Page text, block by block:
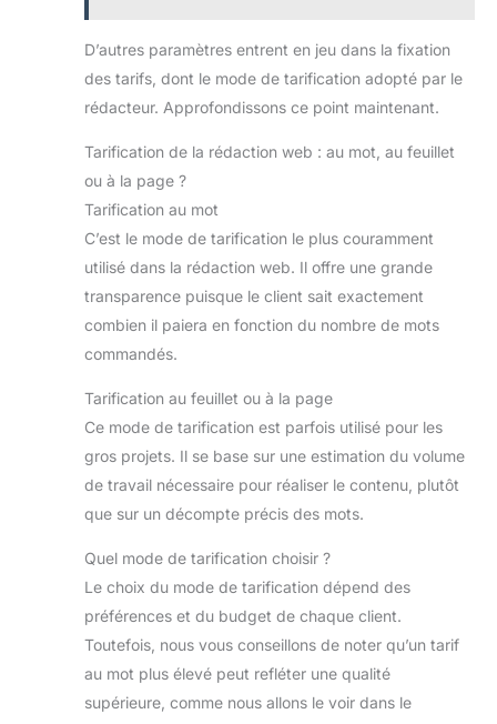
D’autres paramètres entrent en jeu dans la fixation
des tarifs, dont le mode de tarification adopté par le
rédacteur. Approfondissons ce point maintenant.
Tarification de la rédaction web : au mot, au feuillet
ou à la page ?
Tarification au mot
C’est le mode de tarification le plus couramment
utilisé dans la rédaction web. Il offre une grande
transparence puisque le client sait exactement
combien il paiera en fonction du nombre de mots
commandés.
Tarification au feuillet ou à la page
Ce mode de tarification est parfois utilisé pour les
gros projets. Il se base sur une estimation du volume
de travail nécessaire pour réaliser le contenu, plutôt
que sur un décompte précis des mots.
Quel mode de tarification choisir ?
Le choix du mode de tarification dépend des
préférences et du budget de chaque client.
Toutefois, nous vous conseillons de noter qu’un tarif
au mot plus élevé peut refléter une qualité
supérieure, comme nous allons le voir dans le